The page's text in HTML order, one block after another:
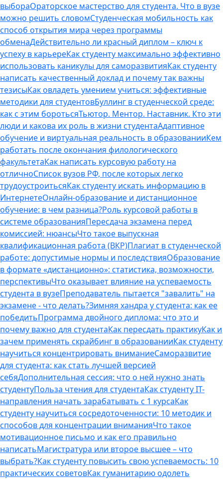
выбораОраторское мастерство для студента. Что в вузе
можно решить словомСтуденческая мобильность как
способ открытия мира через программы
обменаДействительно ли красный диплом – ключ к
успеху в карьереКак студенту максимально эффективно
использовать каникулы для саморазвитияКак студенту
написать качественный доклад и почему так важны
тезисыКак овладеть умением учиться: эффективные
методики для студентовБуллинг в студенческой среде:
как с этим боротьсяТьютор. Ментор. Наставник. Кто эти
люди и какова их роль в жизни студентаАдаптивное
обучение и виртуальная реальность в образованииКем
работать после окончания филологического
факультетаКак написать курсовую работу на
отличноСписок вузов РФ, после которых легко
трудоустроитьсяКак студенту искать информацию в
ИнтернетеОнлайн-образование и дистанционное
обучение: в чем разница?Роль курсовой работы в
системе образованияПересдача экзамена перед
комиссией: нюансыЧто такое выпускная
квалификационная работа (ВКР)Плагиат в студенческой
работе: допустимые нормы и последствияОбразование
в формате «дистанционно»: статистика, возможности,
перспективыЧто оказывает влияние на успеваемость
студента в вузеПреподаватель пытается "завалить" на
экзамене - что делать?Зимняя хандра у студента: как ее
победитьПрограмма двойного диплома: что это и
почему важно для студентаКак пересдать практикуКак и
зачем применять скрайбинг в образованииКак студенту
научиться концентрировать вниманиеСаморазвитие
для студента: как стать лучшей версией
себяДополнительная сессия: что о ней нужно знать
студентуПольза чтения для студентаКак студенту IT-
направления начать зарабатывать с 1 курсаКак
студенту научиться сосредоточенности: 10 методик и
способов для концентрации вниманияЧто такое
мотивационное письмо и как его правильно
написатьМагистратура или второе высшее – что
выбрать?Как студенту повысить свою успеваемость: 10
практических советовКак гуманитарию одолеть